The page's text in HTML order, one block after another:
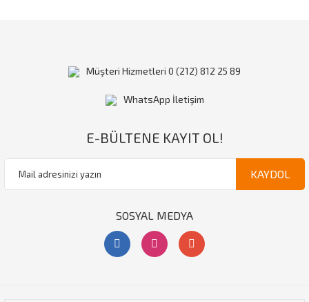
Müşteri Hizmetleri 0 (212) 812 25 89
WhatsApp İletişim
E-BÜLTENE KAYIT OL!
KAYDOL
SOSYAL MEDYA